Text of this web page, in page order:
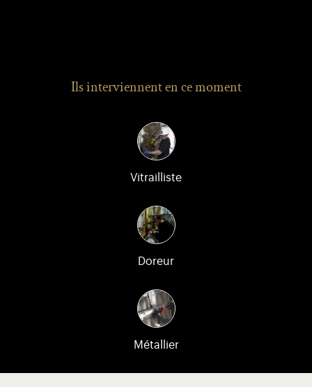
Ils interviennent en ce moment
Vitrailliste
Doreur
Métallier